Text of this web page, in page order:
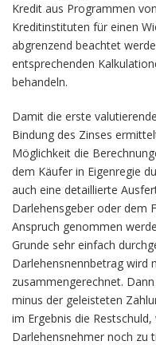
Kredit aus Programmen
Kreditinstituten für einen
abgrenzend beachtet
entsprechenden
behandeln.
Damit die erste
Bindung des Zinses
Möglichkeit die
dem Käufer in Eigenregie
auch eine detaillierte
Darlehensgeber oder dem
Anspruch genommen
Grunde sehr einfach
Darlehensnennbetrag wird
zusammengerechnet.
minus der geleisteten
im Ergebnis die
Darlehensnehmer noch zu